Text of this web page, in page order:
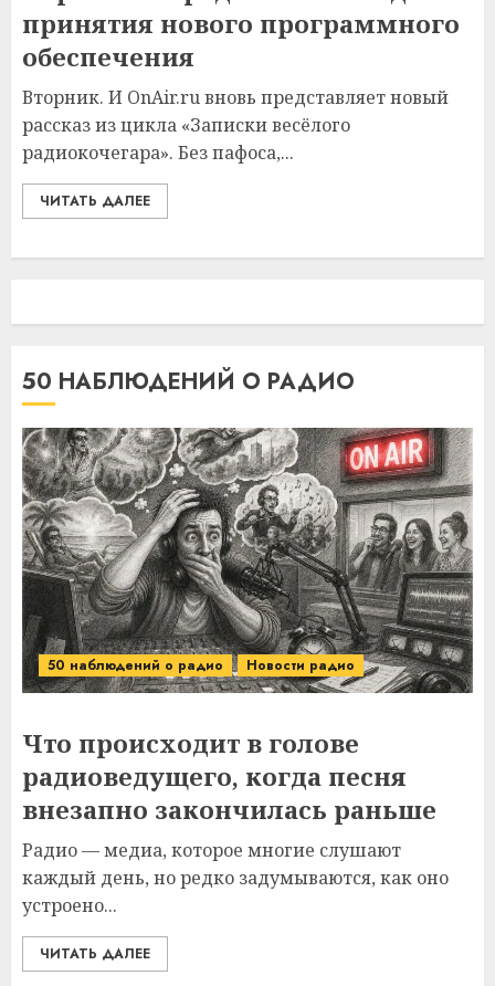
принятия нового программного
обеспечения
Вторник. И OnAir.ru вновь представляет новый
рассказ из цикла «Записки весёлого
радиокочегара». Без пафоса,...
ЧИТАТЬ ДАЛЕЕ
50 НАБЛЮДЕНИЙ О РАДИО
50 наблюдений о радио Новости радио
Что происходит в голове
радиоведущего, когда песня
внезапно закончилась раньше
Радио — медиа, которое многие слушают
каждый день, но редко задумываются, как оно
устроено...
ЧИТАТЬ ДАЛЕЕ